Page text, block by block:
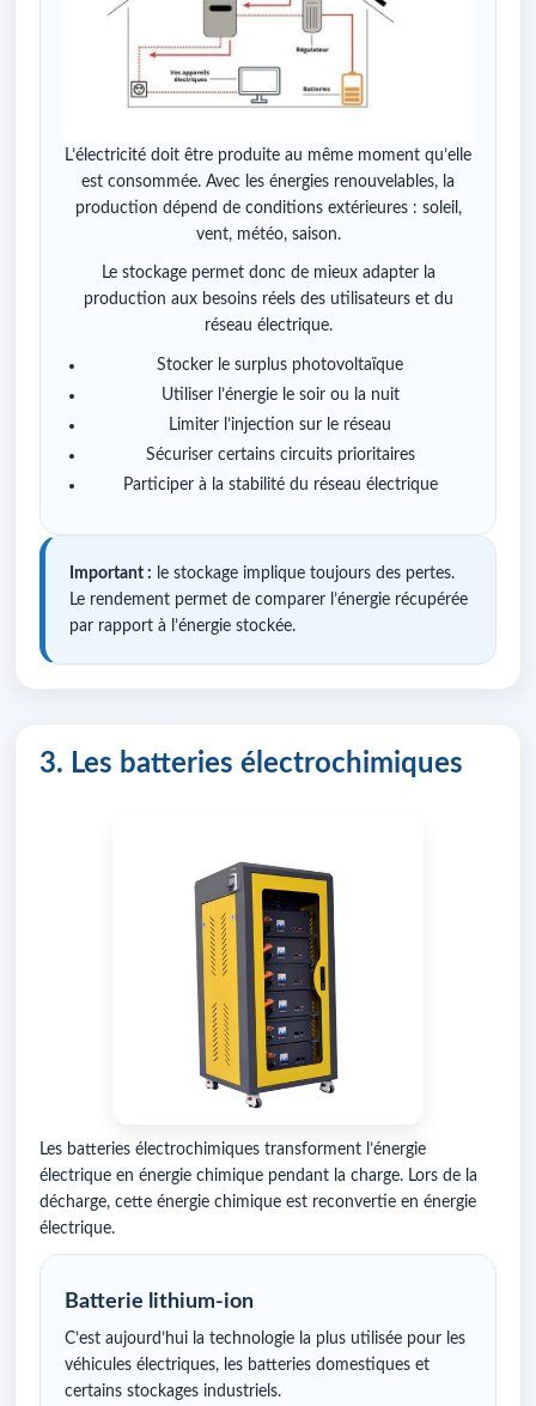
L’électricité doit être produite au même moment qu’elle
est consommée. Avec les énergies renouvelables, la
production dépend de conditions extérieures : soleil,
vent, météo, saison.
Le stockage permet donc de mieux adapter la
production aux besoins réels des utilisateurs et du
réseau électrique.
Stocker le surplus photovoltaïque
Utiliser l’énergie le soir ou la nuit
Limiter l’injection sur le réseau
Sécuriser certains circuits prioritaires
Participer à la stabilité du réseau électrique
Important : le stockage implique toujours des pertes.
Le rendement permet de comparer l’énergie récupérée
par rapport à l’énergie stockée.
3. Les batteries électrochimiques
Les batteries électrochimiques transforment l’énergie
électrique en énergie chimique pendant la charge. Lors de la
décharge, cette énergie chimique est reconvertie en énergie
électrique.
Batterie lithium-ion
C’est aujourd’hui la technologie la plus utilisée pour les
véhicules électriques, les batteries domestiques et
certains stockages industriels.